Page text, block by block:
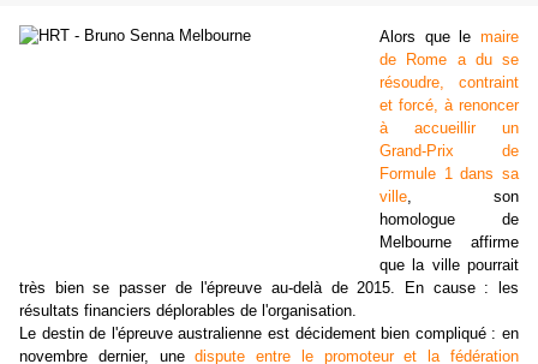
Alors que le maire
de Rome a du se
résoudre, contraint
et forcé, à renoncer
à accueillir un
Grand-Prix de
Formule 1 dans sa
ville, son
homologue de
Melbourne affirme
que la ville pourrait
très bien se passer de l'épreuve au-delà de 2015. En cause : les
résultats financiers déplorables de l'organisation.
Le destin de l'épreuve australienne est décidement bien compliqué : en
novembre dernier, unedispute entre le promoteur et la fédération